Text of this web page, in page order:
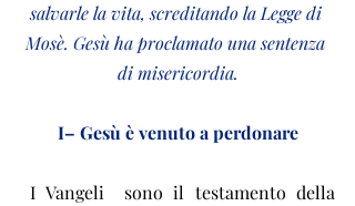
salvarle la vita, screditando la Legge di
Mosè. Gesù ha proclamato una sentenza
di misericordia.
I– Gesù è venuto a perdonare
I Vangeli  sono il testamento della